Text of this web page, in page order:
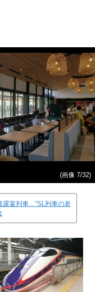
(画像 7/32)
露宴列車…“SL列車の老